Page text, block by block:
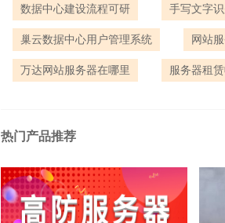
5、提高电脑操作系统的TCP/IP栈
百计。
6、把网址制成静态网页
很多客观事实确认，把网址尽量制成
数据中心建设流程可研 手写文字识
巢云数据中心用户管理系统 网站
万达网站服务器在哪里 服务器租
热门产品推荐